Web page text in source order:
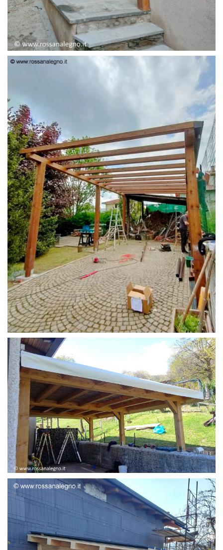
PENSILINA ENTRATA
STRUTTURA CAMPER
STRUTTURA ADDOSSATA LAMELLARE